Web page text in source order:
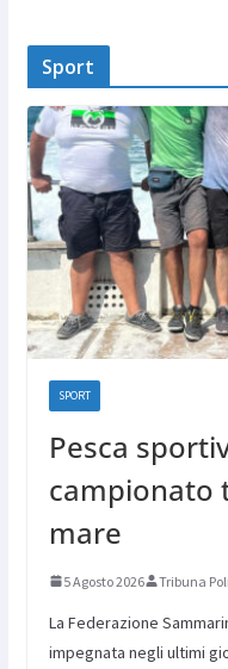
Sport
SPORT
Pesca
campionato
mare
5 Agosto 2026 Tribuna
La Federazione
impegnata negli ultimi